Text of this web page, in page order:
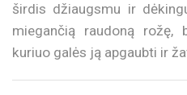
širdis džiaugsmu ir
miegančią raudoną
kuriuo galės ją apgaubti ir